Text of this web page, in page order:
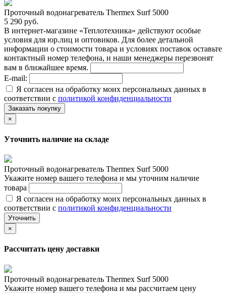
Проточный водонагреватель Thermex Surf 5000
5 290 руб.
В интернет-магазине «Теплотехника» действуют особые
условия для юр.лиц и оптовиков. Для более детальной
информации о стоимости товара и условиях поставок оставьте
контактный номер телефона, и наши менеджеры перезвонят
вам в ближайшее время.
E-mail:
Я согласен на обработку моих персональных данных в
соответствии с политикой конфиденциальности
Заказать покупку
×
Уточнить наличие на складе
Проточный водонагреватель Thermex Surf 5000
Укажите номер вашего телефона и мы уточним наличие
товара
Я согласен на обработку моих персональных данных в
соответствии с политикой конфиденциальности
Уточнить
×
Рассчитать цену доставки
Проточный водонагреватель Thermex Surf 5000
Укажите номер вашего телефона и мы рассчитаем цену